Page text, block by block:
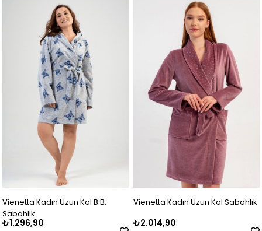
Vienetta Kadın Uzun Kol B.B.
Sabahlık
₺1.296,90
Vienetta Kadın Uzun Kol Sabahlık
₺2.014,90